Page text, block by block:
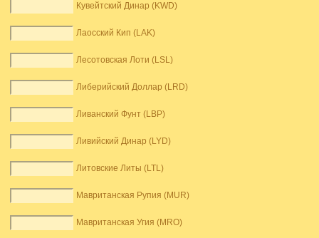
Кувейтский Динар (KWD)
Лаосский Кип (LAK)
Лесотовская Лоти (LSL)
Либерийский Доллар (LRD)
Ливанский Фунт (LBP)
Ливийский Динар (LYD)
Литовские Литы (LTL)
Мавританская Рупия (MUR)
Мавританская Угия (MRO)